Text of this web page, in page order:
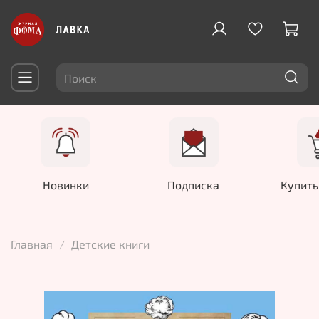
Новинки Подписка
Главная Детские книги